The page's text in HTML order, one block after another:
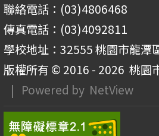
聯絡電話：(03)4806468
傳真電話：(03)4092811
學校地址：32555 桃園市龍潭
版權所有 © 2016 - 2026 桃園
| Powered by NetView